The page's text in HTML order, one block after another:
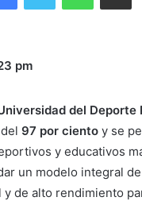
pm
del Deporte
97 por ciento y se
y educativos
un modelo integral
y de alto rendimiento